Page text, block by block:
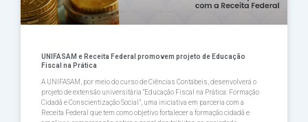
UNIFASAM e Receita Federal promovem projeto de Educação
Fiscal na Prática
A UNIFASAM, por meio do curso de Ciências Contábeis, desenvolverá o
projeto de extensão universitária “Educação Fiscal na Prática: Formação
Cidadã e Conscientização Social”, uma iniciativa em parceria com a
Receita Federal que tem como objetivo fortalecer a formação cidadã e